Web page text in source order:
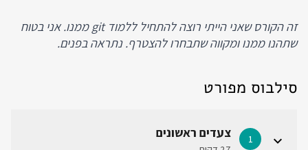
זה הקורס שאני הייתי רוצה להתחיל ללמוד git ממנו. אני בטוח
שתהנו ממנו ומקווה שתבחרו להצטרף. נתראה בפנים.
סילבוס מפורט
1 צעדים ראשונים